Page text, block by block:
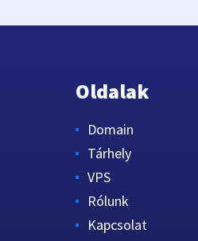
Oldalak
Domain
Tárhely
VPS
Rólunk
Kapcsolat